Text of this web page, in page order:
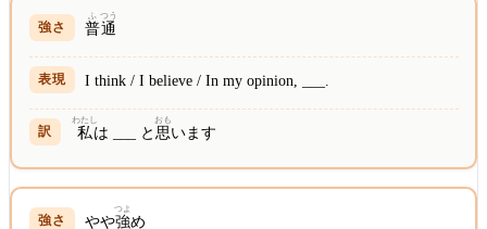
普
ふ
通
つう
I think / I believe / In my opinion, ___.
私
わたし
は ___ と思
おも
います
やや強
つよ
め